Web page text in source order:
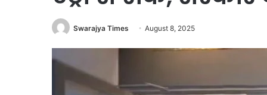
Swarajya Times August 8, 2025